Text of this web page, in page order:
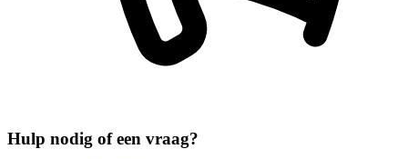
Hulp nodig of een vraag?